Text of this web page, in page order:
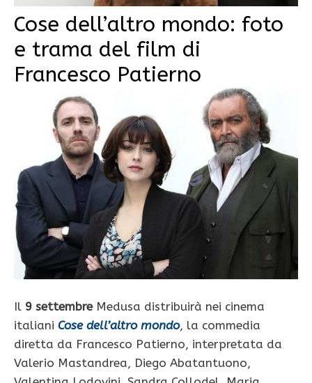
Cose dell’altro mondo: foto
e trama del film di
Francesco Patierno
Il 9 settembreMedusa distribuirà nei cinema
italiani Cose dell’altro mondo, la commedia
diretta da Francesco Patierno, interpretata da
Valerio Mastandrea, Diego Abatantuono,